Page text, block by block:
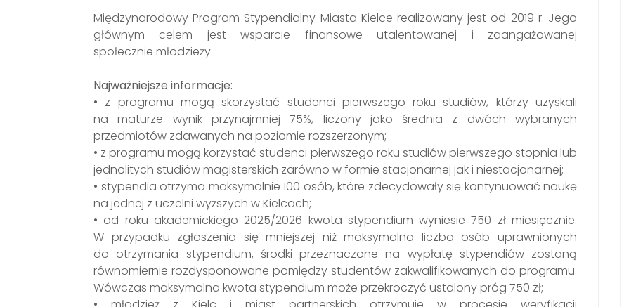
Międzynarodowy Program Stypendialny Miasta Kielce realizowany jest od 2019 r. Jego
głównym celem jest wsparcie finansowe utalentowanej i zaangażowanej
społecznie młodzieży.
Najważniejsze informacje:
• z programu mogą skorzystać studenci pierwszego roku studiów, którzy uzyskali
na maturze wynik przynajmniej 75%, liczony jako średnia z dwóch wybranych
przedmiotów zdawanych na poziomie rozszerzonym;
• z programu mogą korzystać studenci pierwszego roku studiów pierwszego stopnia lub
jednolitych studiów magisterskich zarówno w formie stacjonarnej jak i niestacjonarnej;
• stypendia otrzyma maksymalnie 100 osób, które zdecydowały się kontynuować naukę
na jednej z uczelni wyższych w Kielcach;
• od roku akademickiego 2025/2026 kwota stypendium wyniesie 750 zł miesięcznie.
W przypadku zgłoszenia się mniejszej niż maksymalna liczba osób uprawnionych
do otrzymania stypendium, środki przeznaczone na wypłatę stypendiów zostaną
równomiernie rozdysponowane pomiędzy studentów zakwalifikowanych do programu.
Wówczas maksymalna kwota stypendium może przekroczyć ustalony próg 750 zł;